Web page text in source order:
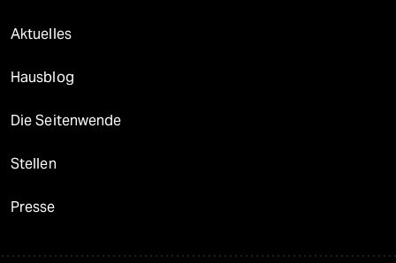
Aktuelles
Hausblog
Die Seitenwende
Stellen
Presse